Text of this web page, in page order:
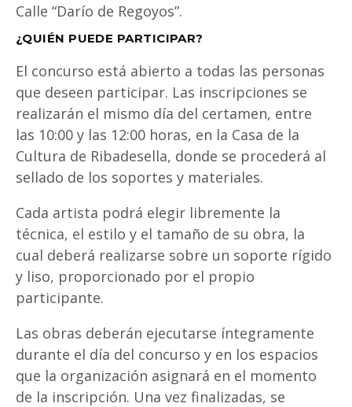
Calle “Darío de Regoyos”.
¿QUIÉN PUEDE PARTICIPAR?
El concurso está abierto a todas las personas
que deseen participar. Las inscripciones se
realizarán el mismo día del certamen, entre
las 10:00 y las 12:00 horas, en la Casa de la
Cultura de Ribadesella, donde se procederá al
sellado de los soportes y materiales.
Cada artista podrá elegir libremente la
técnica, el estilo y el tamaño de su obra, la
cual deberá realizarse sobre un soporte rígido
y liso, proporcionado por el propio
participante.
Las obras deberán ejecutarse íntegramente
durante el día del concurso y en los espacios
que la organización asignará en el momento
de la inscripción. Una vez finalizadas, se